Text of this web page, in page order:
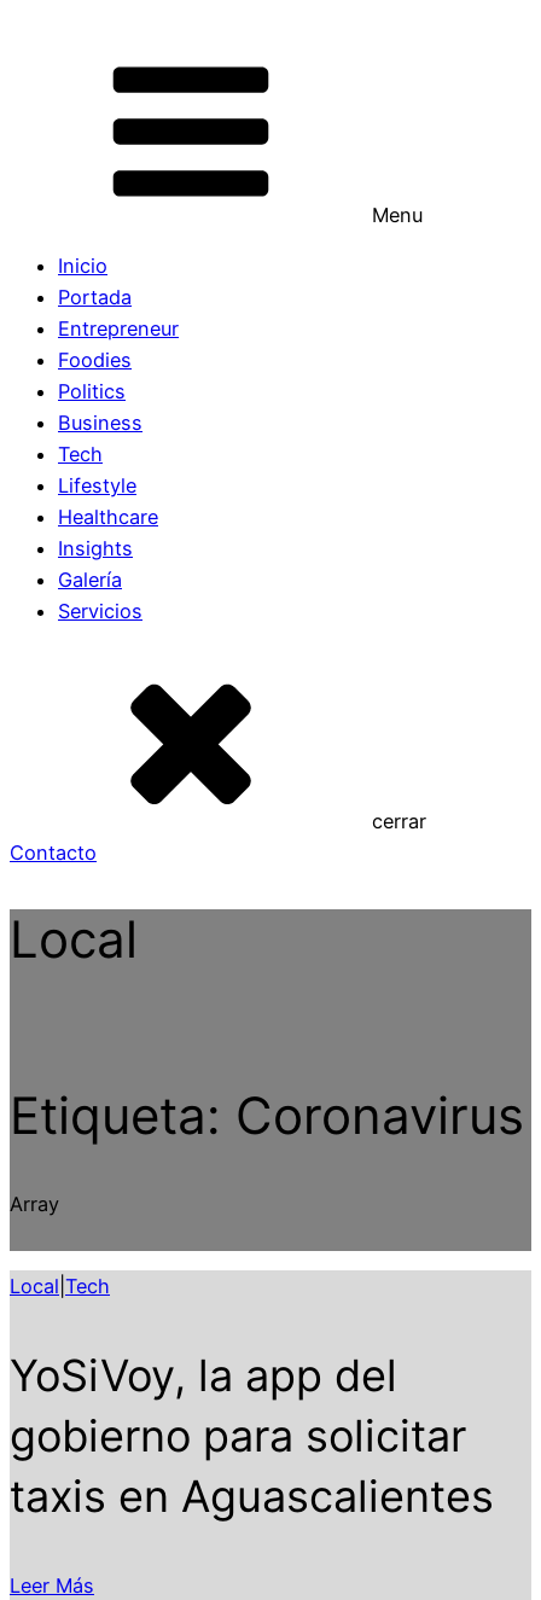
Menu
Inicio
Portada
Entrepreneur
Foodies
Politics
Business
Tech
Lifestyle
Healthcare
Insights
Galería
Servicios
cerrar
Contacto
Local
Etiqueta: Coronavirus
Array
Local Tech
YoSiVoy, la app del
gobierno para solicitar
taxis en Aguascalientes
Leer Más